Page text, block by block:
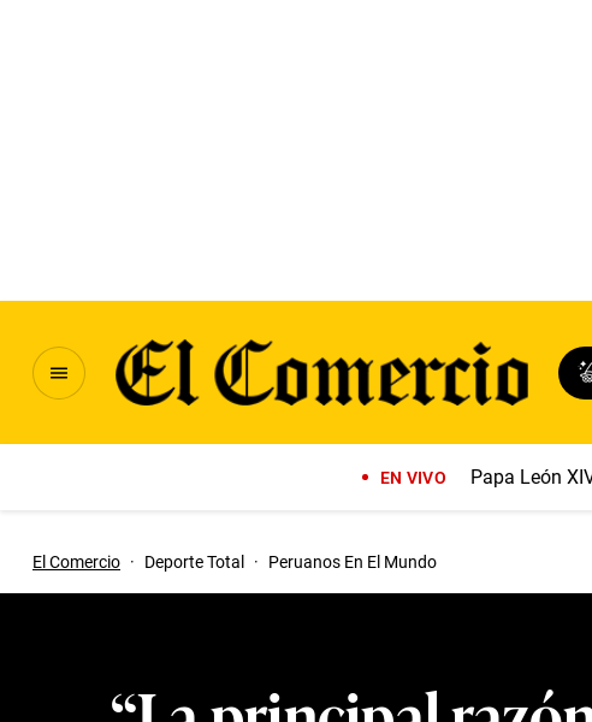
EN VIVO Papa León
El Comercio · Deporte Total · Peruanos En El Mundo